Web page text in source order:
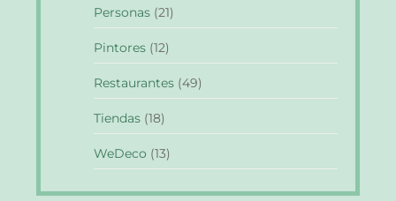
Personas (21)
Pintores (12)
Restaurantes (49)
Tiendas (18)
WeDeco (13)